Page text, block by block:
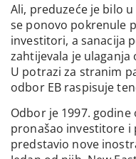
Ali, preduzeće je bilo
se ponovo pokrenule
investitori, a sanacija
zahtijevala je ulaganja
U potrazi za stranim
odbor EB raspisuje
Odbor je 1997. godine
pronašao investitore i
predstavio nove